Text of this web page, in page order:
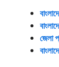
জেলা